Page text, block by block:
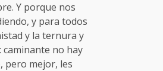
Y porque nos
y para todos
y la ternura y
caminante no hay
pero mejor, les